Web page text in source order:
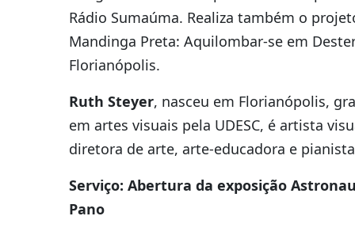
Rádio Sumaúma. Realiza também o
Mandinga Preta: Aquilombar-se em
Florianópolis.
Ruth Steyer, nasceu em Florianópolis,
em artes visuais pela UDESC, é artista
diretora de arte, arte-educadora e
Serviço: Abertura da exposição
Pano